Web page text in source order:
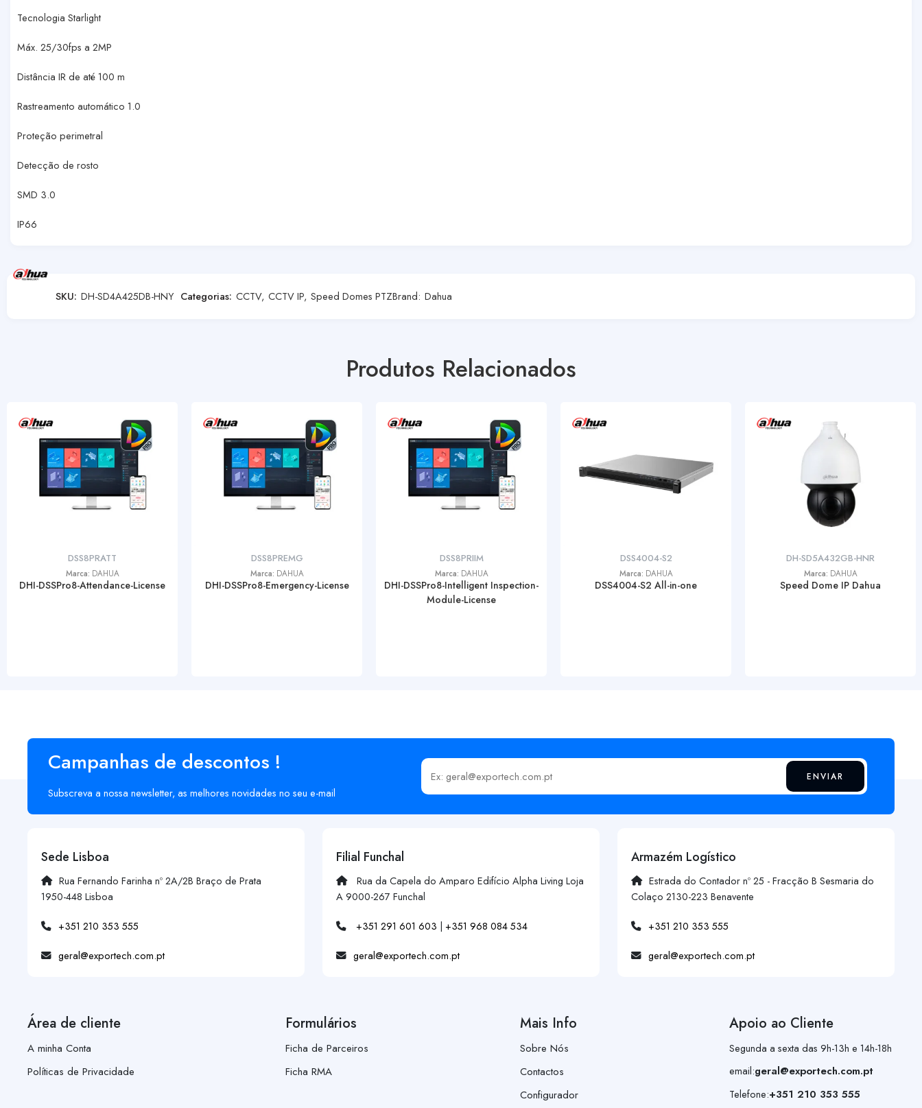
Tecnologia Starlight
Máx. 25/30fps a 2MP
Distância IR de até 100 m
Rastreamento automático 1.0
Proteção perimetral
Detecção de rosto
SMD 3.0
IP66
SKU: DH-SD4A425DB-HNY Categorias: CCTV, CCTV IP, Speed Domes PTZBrand: Dahua
Produtos Relacionados
DSS8PRATT
Marca: DAHUA
DHI-DSSPro8-Attendance-License
DSS8PREMG
Marca: DAHUA
DHI-DSSPro8-Emergency-License
DSS8PRIIM
Marca: DAHUA
DHI-DSSPro8-Intelligent Inspection-
Module-License
DSS4004-S2
Marca: DAHUA
DSS4004-S2 All-in-one
DH-SD5A432GB-HNR
Marca: DAHUA
Speed Dome IP Dahua
Campanhas de descontos !
Subscreva a nossa newsletter, as melhores novidades no seu e-mail
Insira o seu email ENVIAR
Sede Lisboa
Rua Fernando Farinha nº 2A/2B Braço de Prata
1950-448 Lisboa
+351 210 353 555
geral@exportech.com.pt
Filial Funchal
Rua da Capela do Amparo Edifício Alpha Living Loja
A 9000-267 Funchal
+351 291 601 603 | +351 968 084 534
geral@exportech.com.pt
Armazém Logístico
Estrada do Contador nº 25 - Fracção B Sesmaria do
Colaço 2130-223 Benavente
+351 210 353 555
geral@exportech.com.pt
Área de cliente
A minha Conta
Políticas de Privacidade
Formulários
Ficha de Parceiros
Ficha RMA
Mais Info
Sobre Nós
Contactos
Configurador
Apoio ao Cliente
Segunda a sexta das 9h-13h e 14h-18h
email:geral@exportech.com.pt
Telefone:+351 210 353 555